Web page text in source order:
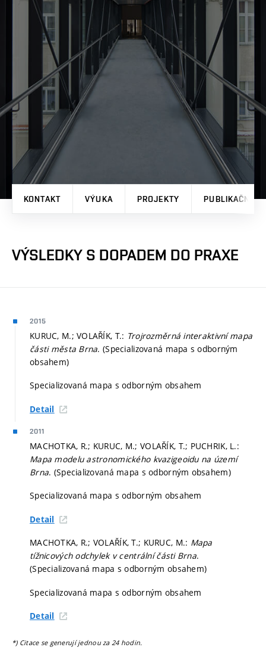
KONTAKT VÝUKA PROJEKTY PUBLIKAČNÍ
VÝSLEDKY S DOPADEM DO PRAXE
2015
KURUC, M.; VOLAŘÍK, T.: Trojrozměrná interaktivní mapa
části města Brna. (Specializovaná mapa s odborným
obsahem)
Specializovaná mapa s odborným obsahem
Detail
2011
MACHOTKA, R.; KURUC, M.; VOLAŘÍK, T.; PUCHRIK, L.:
Mapa modelu astronomického kvazigeoidu na území
Brna. (Specializovaná mapa s odborným obsahem)
Specializovaná mapa s odborným obsahem
Detail
MACHOTKA, R.; VOLAŘÍK, T.; KURUC, M.: Mapa
tížnicových odchylek v centrální části Brna.
(Specializovaná mapa s odborným obsahem)
Specializovaná mapa s odborným obsahem
Detail
*) Citace se generují jednou za 24 hodin.